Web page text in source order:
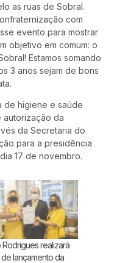
as ruas de Sobral.
com
evento para mostrar
objetivo em comum: o
Estamos somando
3 anos sejam de bons
de higiene e saúde
da
da Secretaria do
para a presidência
17 de novembro.
Rodrigues realizará
lançamento da